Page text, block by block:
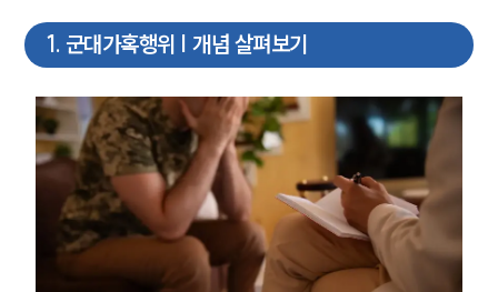
1 . 군대가혹행위 | 개념 살펴보기